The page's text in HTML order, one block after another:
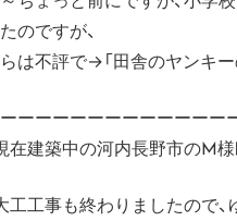
のですが、
は不評で→「田舎のヤンキー
ーーーーーーーーーーーー
在建築中の河内長野市のM
工工事も終わりましたので